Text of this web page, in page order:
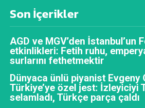
Son İçerikler
AGD ve MGV’den İstanbul’un
etkinlikleri: Fetih ruhu,
surlarını fethetmektir
Dünyaca ünlü piyanist Evgeny
Türkiye’ye özel jest: İzleyiciyi
selamladı, Türkçe parça çaldı